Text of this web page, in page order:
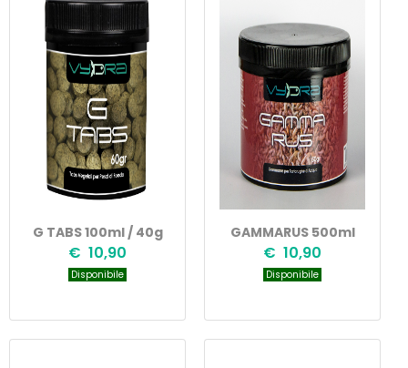
G TABS 100ml / 40g
€ 10,90
Disponibile
GAMMARUS 500ml
€ 10,90
Disponibile